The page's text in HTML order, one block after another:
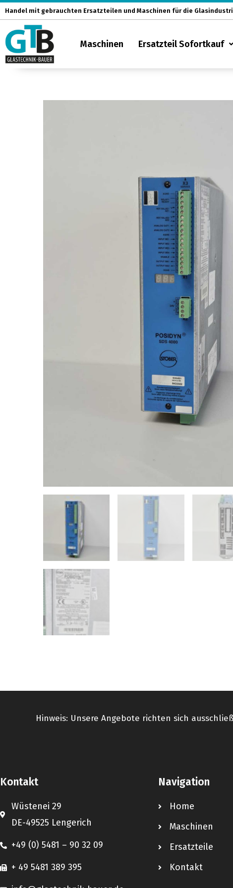
Zum
Inhalt
springen
Handel mit gebrauchten Ersatzteilen und Maschinen für die
Maschinen Ersatzteil Sofortkauf
Hinweis: Unsere Angebote richten sich
Kontakt
Wüstenei 29
DE-49525 Lengerich
+49 (0) 5481 – 90 32 09
+ 49 5481 389 395
Navigation
Home
Maschinen
Ersatzteile
Kontakt